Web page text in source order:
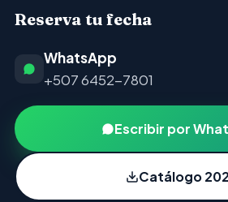
Reserva tu fecha
WhatsApp
+507 6452-7801
Escribir por
Catálogo